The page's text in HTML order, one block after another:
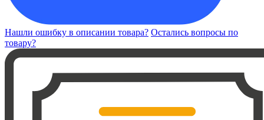
Нашли ошибку в описании товара? Остались вопросы по
товару?